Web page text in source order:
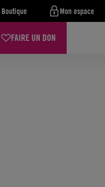
Boutique Mon espace
FAIRE UN DON